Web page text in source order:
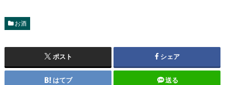
お酒
ポスト シェア
はてブ 送る